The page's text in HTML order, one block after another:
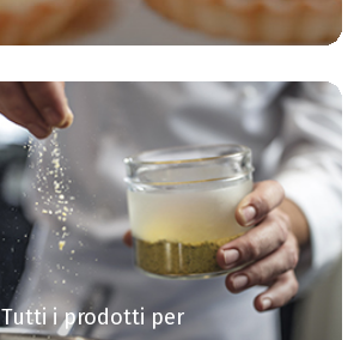
Tutti i prodotti per